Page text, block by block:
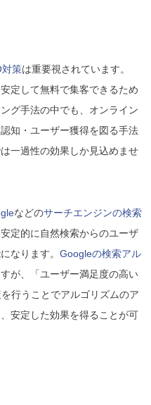
対策は重要視されています。
定して無料で集客できるため
グ手法の中でも、オンライン
知・ユーザー獲得を図る手法
一過性の効果しか見込めませ
などのサーチエンジンの検索
定的に自然検索からのユーザ
なります。 Googleの検索アル
が、「ユーザー満足度の高い
を行うことでアルゴリズムのア
安定した効果を得ることが可